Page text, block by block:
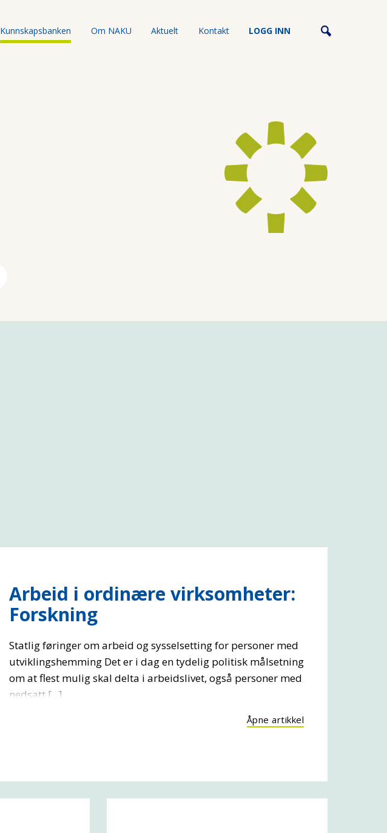
Kunnskapsbanken Om NAKU Aktuelt Kontakt LOGG INN
Arbeid i ordinære virksomheter:
Forskning
Statlig føringer om arbeid og sysselsetting for personer med
utviklingshemming Det er i dag en tydelig politisk målsetning
om at flest mulig skal delta i arbeidslivet, også personer med
nedsatt [...]
Åpne artikkel